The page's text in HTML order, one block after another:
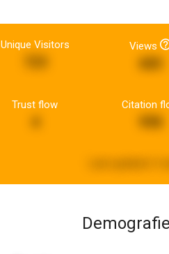
Unique Visitors Views
685
Trust flow Citation